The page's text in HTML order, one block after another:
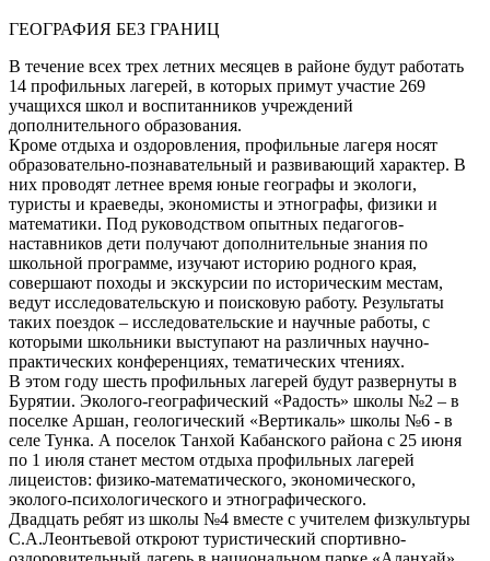
ГЕОГРАФИЯ БЕЗ ГРАНИЦ
В течение всех трех летних месяцев в районе будут работать
14 профильных лагерей, в которых примут участие 269
учащихся школ и воспитанников учреждений
дополнительного образования.
Кроме отдыха и оздоровления, профильные лагеря носят
образовательно-познавательный и развивающий характер. В
них проводят летнее время юные географы и экологи,
туристы и краеведы, экономисты и этнографы, физики и
математики. Под руководством опытных педагогов-
наставников дети получают дополнительные знания по
школьной программе, изучают историю родного края,
совершают походы и экскурсии по историческим местам,
ведут исследовательскую и поисковую работу. Результаты
таких поездок – исследовательские и научные работы, с
которыми школьники выступают на различных научно-
практических конференциях, тематических чтениях.
В этом году шесть профильных лагерей будут развернуты в
Бурятии. Эколого-географический «Радость» школы №2 – в
поселке Аршан, геологический «Вертикаль» школы №6 - в
селе Тунка. А поселок Танхой Кабанского района с 25 июня
по 1 июля станет местом отдыха профильных лагерей
лицеистов: физико-математического, экономического,
эколого-психологического и этнографического.
Двадцать ребят из школы №4 вместе с учителем физкультуры
С.А.Леонтьевой откроют туристический спортивно-